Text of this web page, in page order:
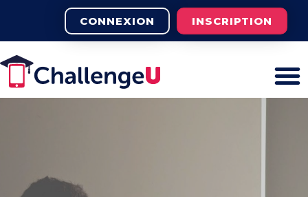
CONNEXION INSCRIPTION